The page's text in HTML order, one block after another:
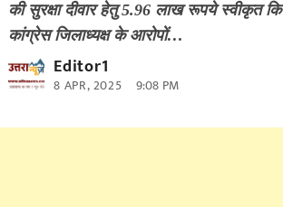
की सुरक्षा दीवार हेतु 5.96 लाख रूपये स्वीकृत
कांग्रेस जिलाध्यक्ष के आरोपों…
Editor1
8 APR, 2025 9:08 PM